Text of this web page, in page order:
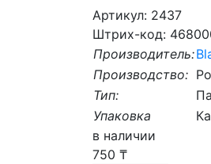
Артикул: 2437
Штрих-код:
Производитель:
Производство:
Тип:
Упаковка
в наличии
750 ₸